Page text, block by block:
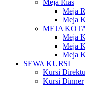
Meja Rias
Meja
Meja
MEJA
Meja
Meja
Meja
SEWA KURSI
Kursi
Kursi Dinner